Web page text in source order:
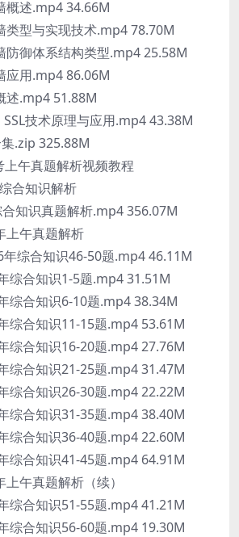
述.mp4 34.66M
型与实现技术.mp4 78.70M
御体系结构类型.mp4 25.58M
用.mp4 86.06M
.mp4 51.88M
技术原理与应用.mp4 43.38M
.zip 325.88M
午真题解析视频教程
合知识解析
知识真题解析.mp4 356.07M
午真题解析
综合知识46-50题.mp4 46.11M
合知识1-5题.mp4 31.51M
合知识6-10题.mp4 38.34M
合知识11-15题.mp4 53.61M
合知识16-20题.mp4 27.76M
合知识21-25题.mp4 31.47M
合知识26-30题.mp4 22.22M
合知识31-35题.mp4 38.40M
合知识36-40题.mp4 22.60M
合知识41-45题.mp4 64.91M
午真题解析（续）
合知识51-55题.mp4 41.21M
合知识56-60题.mp4 19.30M